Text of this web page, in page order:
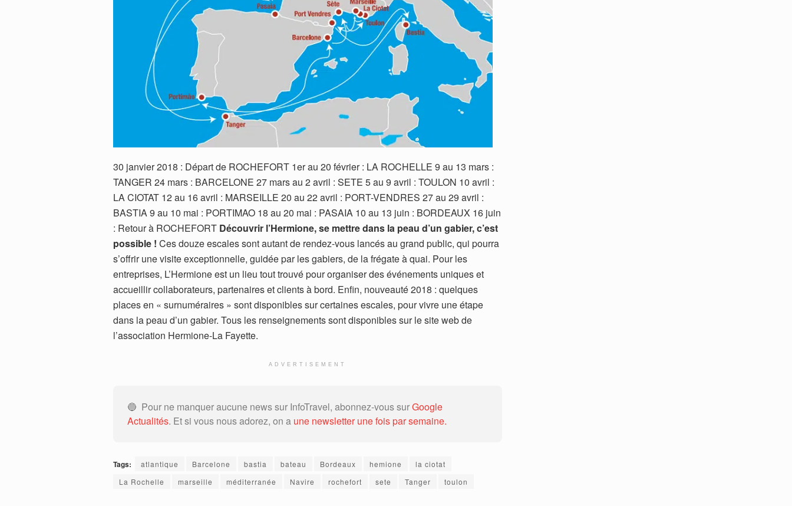
30 janvier 2018 : Départ de ROCHEFORT 1er au 20 février : LA ROCHELLE 9 au 13 mars :
TANGER 24 mars : BARCELONE 27 mars au 2 avril : SETE 5 au 9 avril : TOULON 10 avril :
LA CIOTAT 12 au 16 avril : MARSEILLE 20 au 22 avril : PORT-VENDRES 27 au 29 avril :
BASTIA 9 au 10 mai : PORTIMAO 18 au 20 mai : PASAIA 10 au 13 juin : BORDEAUX 16 juin
: Retour à ROCHEFORT Découvrir l’Hermione, se mettre dans la peau d’un gabier, c’est
possible ! Ces douze escales sont autant de rendez-vous lancés au grand public, qui pourra
s’offrir une visite exceptionnelle, guidée par les gabiers, de la frégate à quai. Pour les
entreprises, L’Hermione est un lieu tout trouvé pour organiser des événements uniques et
accueillir collaborateurs, partenaires et clients à bord. Enfin, nouveauté 2018 : quelques
places en « surnuméraires » sont disponibles sur certaines escales, pour vivre une étape
dans la peau d’un gabier. Tous les renseignements sont disponibles sur le site web de
l’association Hermione-La Fayette.
ADVERTISEMENT
🔵 Pour ne manquer aucune news sur InfoTravel, abonnez-vous surGoogle
Actualités. Et si vous nous adorez, on a une newsletter une fois par semaine.
Tags: atlantique Barcelone bastia bateau Bordeaux hemione
la ciotat
La Rochelle
marseille méditerranée Navire rochefort sete Tanger toulon